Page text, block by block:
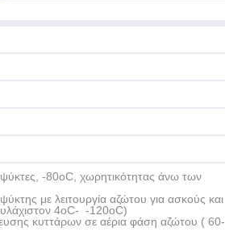
-80oC, χωρητικότητας άνω των
με λειτουργία αζώτου για ασκούς και
4οC- -120oC)
κυττάρων σε αέρια φάση αζώτου ( 60-